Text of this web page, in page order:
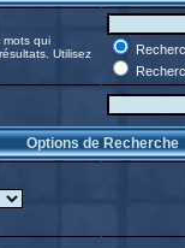
mots qui
Utilisez
Options de Recherche